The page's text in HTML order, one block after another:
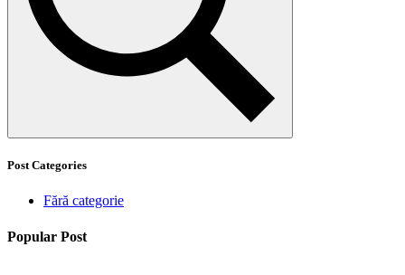
Post Categories
Fără categorie
Popular Post